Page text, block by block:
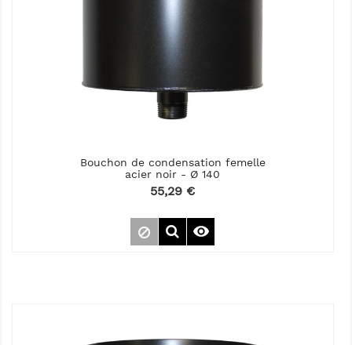
Bouchon de condensation femelle
acier noir - Ø 140
Prix
55,29 €
